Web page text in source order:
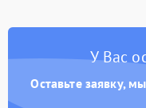
У Вас
Оставьте заявку,